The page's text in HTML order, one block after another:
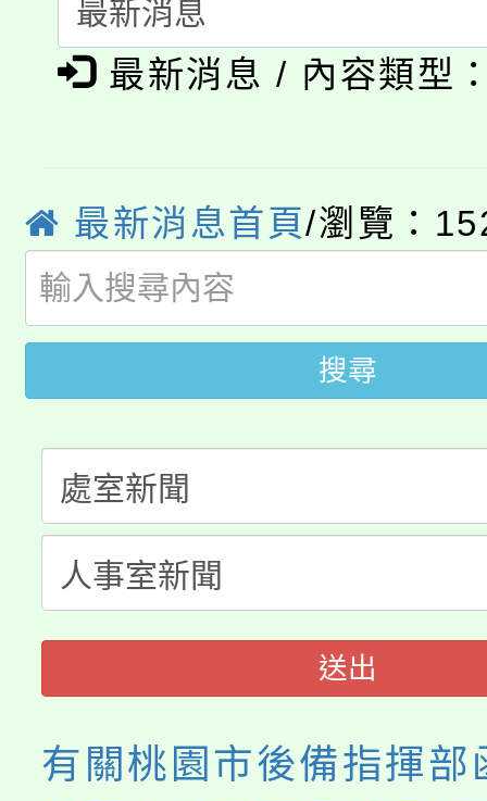
系所師生報名參加。
踴躍報名參加。
展演活動實施計畫」
義教育推展貢獻獎」
公告本校115學年度第
生本土語及新住民語歌
公告本校115學年度第
代理(課)教師甄選結果(
公告本校115學年度第
代理(課)教師甄選結果(
轉知中國文化大學推廣
《TA101》溝通分析基
程，歡迎學生輔導中心
心理、諮商輔導、社會
系所師生報名參加。
轉知苗栗縣政府辦理
縣市「校園短影音徵選
門員」簡章及活動海報
踴躍報名參加。
桃園市115學年度學生
要點
「桃園市補助參觀特色
展演活動實施計畫」
115年度「教育部表揚
義教育推展貢獻獎」
最新消息 / 內容類型
最新消息首頁/瀏覽：
搜尋
送出
有關桃園市後備指揮部